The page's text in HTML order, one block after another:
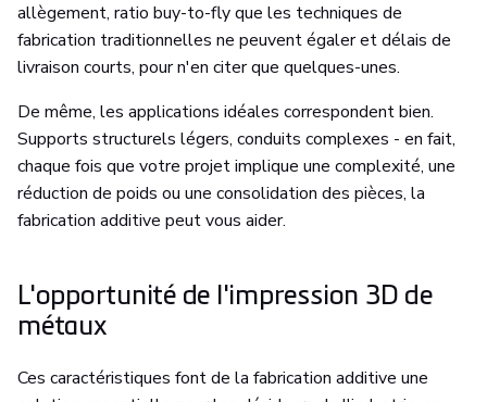
allègement, ratio buy-to-fly que les techniques de
fabrication traditionnelles ne peuvent égaler et délais de
livraison courts, pour n'en citer que quelques-unes.
De même, les applications idéales correspondent bien.
Supports structurels légers, conduits complexes - en fait,
chaque fois que votre projet implique une complexité, une
réduction de poids ou une consolidation des pièces, la
fabrication additive peut vous aider.
L'opportunité de l'impression 3D de
métaux
Ces caractéristiques font de la fabrication additive une